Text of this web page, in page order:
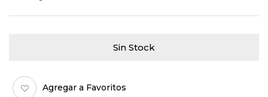
Sin Stock
Agregar a Favoritos